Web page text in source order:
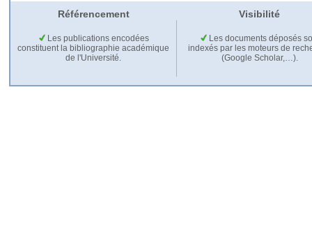
Référencement Visibilité
Les publications encodées
constituent la bibliographie académique
de l'Université.
Les documents déposés
indexés par les moteurs de
(Google Scholar,…).